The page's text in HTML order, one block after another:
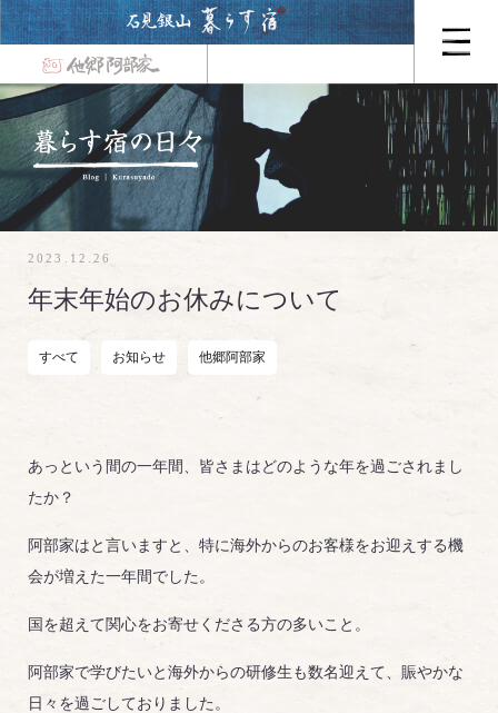
2023.12.26
年末年始のお休みについて
すべて お知らせ 他郷阿部家
あっという間の一年間、皆さまはどのような年を過ごされまし
たか？
阿部家はと言いますと、特に海外からのお客様をお迎えする機
会が増えた一年間でした。
国を超えて関心をお寄せくださる方の多いこと。
阿部家で学びたいと海外からの研修生も数名迎えて、賑やかな
日々を過ごしておりました。